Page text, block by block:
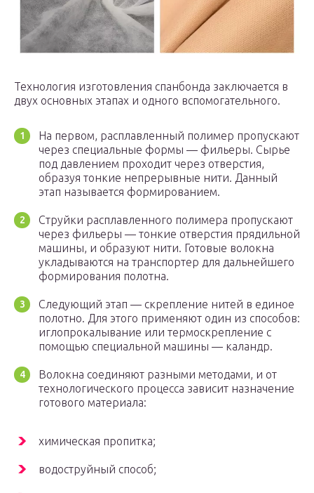
Технология изготовления спанбонда заключается в
двух основных этапах и одного вспомогательного.
На первом, расплавленный полимер пропускают
через специальные формы — фильеры. Сырье
под давлением проходит через отверстия,
образуя тонкие непрерывные нити. Данный
этап называется формированием.
Струйки расплавленного полимера пропускают
через фильеры — тонкие отверстия прядильной
машины, и образуют нити. Готовые волокна
укладываются на транспортер для дальнейшего
формирования полотна.
Следующий этап — скрепление нитей в единое
полотно. Для этого применяют один из способов:
иглопрокалывание или термоскрепление с
помощью специальной машины — каландр.
Волокна соединяют разными методами, и от
технологического процесса зависит назначение
готового материала:
химическая пропитка;
водоструйный способ;